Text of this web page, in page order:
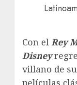
Con el Rey
Disney
villano de